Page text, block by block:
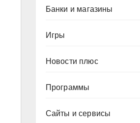
Банки и магазины
Игры
Новости плюс
Программы
Сайты и сервисы